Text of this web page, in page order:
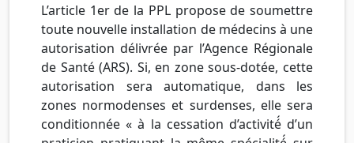
L’article 1er de la PPL propose de soumettre
toute nouvelle installation de médecins à une
autorisation délivrée par l’Agence Régionale
de Santé (ARS). Si, en zone sous-dotée, cette
autorisation sera automatique, dans les
zones normodenses et surdenses, elle sera
conditionnée « à la cessation d’activité́ d’un